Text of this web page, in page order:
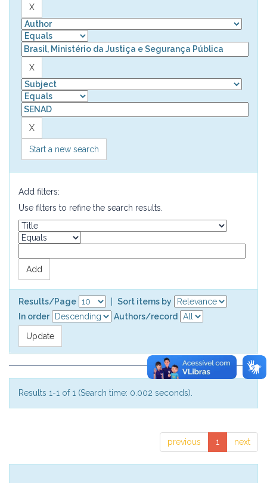
Start a new search
Add filters:
Use filters to refine the search results.
Results/Page
Sort items by
In order
Authors/record
Results 1-1 of 1 (Search time: 0.002 seconds).
previous 1 next